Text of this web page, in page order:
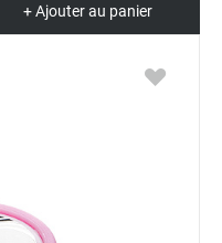
+ Ajouter au panier